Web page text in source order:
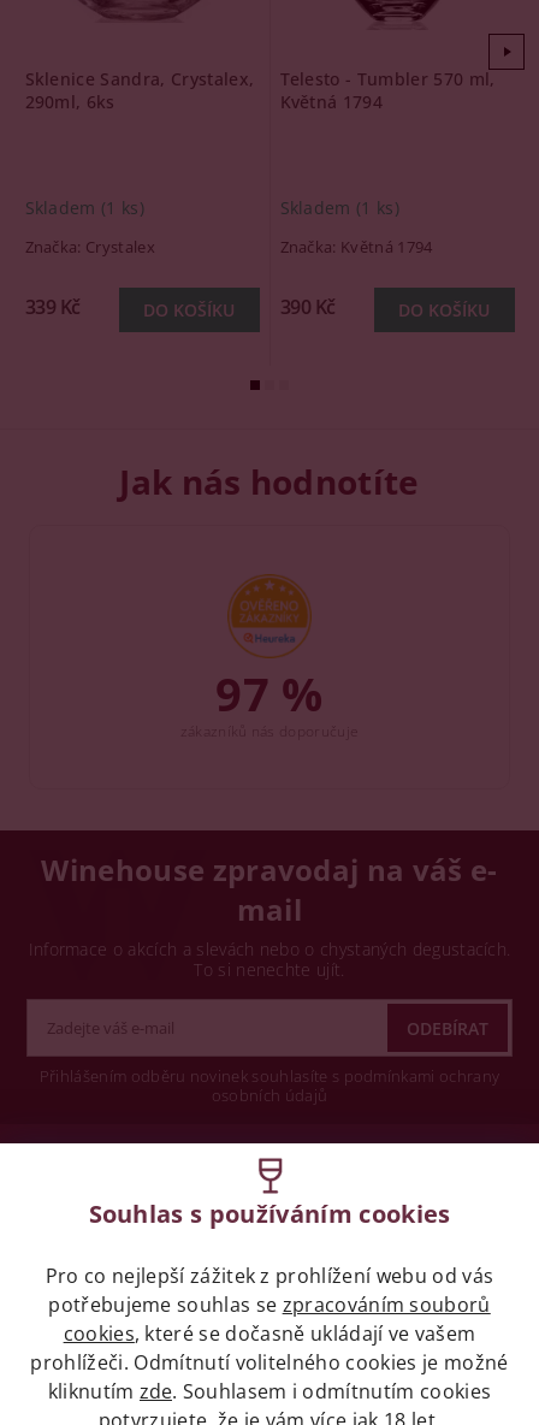
Sklenice Sandra, Crystalex,
290ml, 6ks
Skladem (1 ks)
Značka: Crystalex
339 Kč
Telesto - Tumbler 570 ml,
Květná 1794
Skladem (1 ks)
Značka: Květná 1794
390 Kč
Jak nás hodnotíte
97 %
Winehouse zpravodaj na váš e-
mail
Informace o akcích a slevách nebo o chystaných degustacích.
To si nenechte ujít.
Přihlášením odběru novinek souhlasíte s podmínkami ochrany
osobních údajů
Legislativa
Zákaz prodeje alkoholických nápojů osobám
mladších 18 let.
Naše služby
Souhlas s používáním cookies
Pro co nejlepší zážitek z prohlížení webu od vás
potřebujeme souhlas se zpracováním souborů
cookies, které se dočasně ukládají ve vašem
prohlížeči. Odmítnutí volitelného cookies je možné
kliknutím zde. Souhlasem i odmítnutím cookies